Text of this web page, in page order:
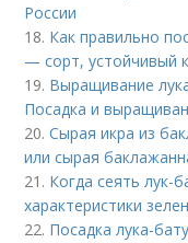
России
18. Как правильно
— сорт, устойчивый
19. Выращивание
Посадка и
20.Сырая икра из
или сырая
21. Когда сеять лук-
характеристики
22. Посадка лука-